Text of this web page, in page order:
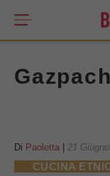
Di Paoletta 21
CUCINA